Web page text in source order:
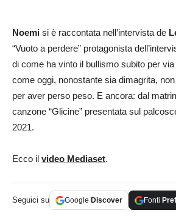
Noemi si è raccontata nell’intervista de
“Vuoto a perdere” protagonista
di come ha vinto il bullismo subito per
come oggi, nonostante sia dimagrita,
per aver perso peso. E ancora: dal
canzone “Glicine” presentata sul
2021.
Ecco il video Mediaset.
Seguici su Google Discover Fonti